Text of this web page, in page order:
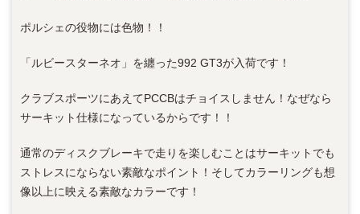
ポルシェの役物には色物！！
「ルビースターネオ」を纏った992 GT3が入荷です！
クラブスポーツにあえてPCCBはチョイスしません！なぜなら
サーキット仕様になっているからです！！
通常のディスクブレーキで走りを楽しむことはサーキットでも
ストレスにならない素敵なポイント！そしてカラーリングも想
像以上に映える素敵なカラーです！